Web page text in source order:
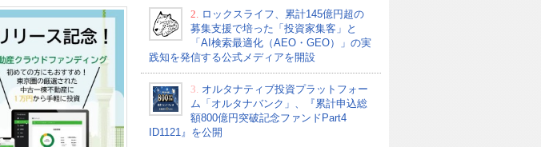
2.
ロックスライフ、累計145億円超の
募集支援で培った「投資家集客」と
「AI検索最適化（AEO・GEO）」の実
践知を発信する公式メディアを開設
3. オルタナティブ投資プラットフォー
ム「オルタナバンク」、『累計申込総
額800億円突破記念ファンドPart4
ID1121』を公開